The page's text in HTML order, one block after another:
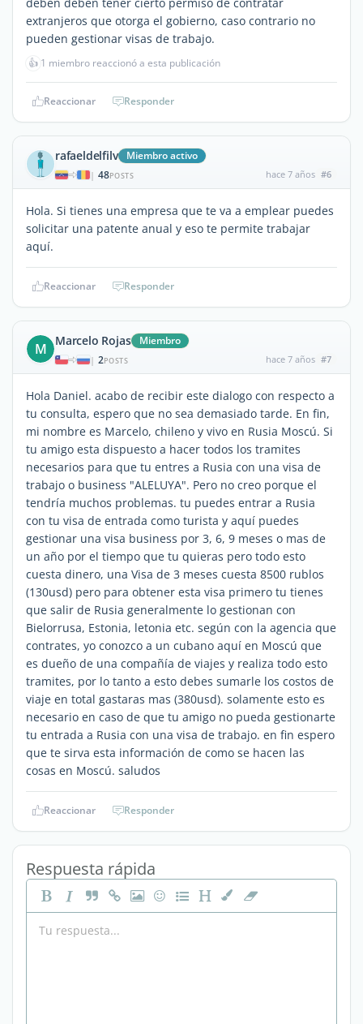
extranjeros que otorga el gobierno, caso contrario no
pueden gestionar visas de trabajo.
👍 1 miembro reaccionó a esta publicación
Reaccionar Responder
rafaeldelfilv Miembro activo
| 48POSTS hace 7 años #6
Hola. Si tienes una empresa que te va a emplear puedes
solicitar una patente anual y eso te permite trabajar
aquí.
Reaccionar Responder
M Marcelo Rojas Miembro
| 2POSTS hace 7 años #7
Hola Daniel. acabo de recibir este dialogo con respecto a
tu consulta, espero que no sea demasiado tarde. En fin,
mi nombre es Marcelo, chileno y vivo en Rusia Moscú. Si
tu amigo esta dispuesto a hacer todos los tramites
necesarios para que tu entres a Rusia con una visa de
trabajo o business "ALELUYA". Pero no creo porque el
tendría muchos problemas. tu puedes entrar a Rusia
con tu visa de entrada como turista y aquí puedes
gestionar una visa business por 3, 6, 9 meses o mas de
un año por el tiempo que tu quieras pero todo esto
cuesta dinero, una Visa de 3 meses cuesta 8500 rublos
(130usd) pero para obtener esta visa primero tu tienes
que salir de Rusia generalmente lo gestionan con
Bielorrusa, Estonia, letonia etc. según con la agencia que
contrates, yo conozco a un cubano aquí en Moscú que
es dueño de una compañía de viajes y realiza todo esto
tramites, por lo tanto a esto debes sumarle los costos de
viaje en total gastaras mas (380usd). solamente esto es
necesario en caso de que tu amigo no pueda gestionarte
tu entrada a Rusia con una visa de trabajo. en fin espero
que te sirva esta información de como se hacen las
cosas en Moscú. saludos
Reaccionar Responder
Respuesta rápida